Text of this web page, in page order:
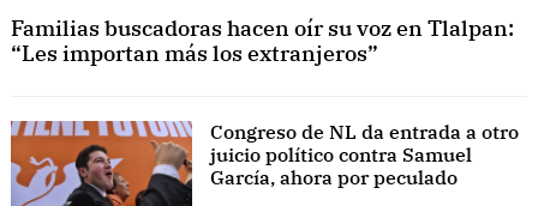
Familias buscadoras hacen oír su voz en Tlalpan:
“Les importan más los extranjeros”
Congreso de NL da entrada a otro
juicio político contra Samuel
García, ahora por peculado